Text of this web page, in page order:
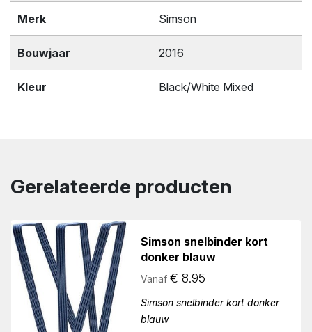
Merk Simson
Bouwjaar 2016
Kleur Black/White Mixed
Gerelateerde producten
Simson snelbinder kort
donker blauw
Vanaf € 8.95
Simson snelbinder kort donker
blauw